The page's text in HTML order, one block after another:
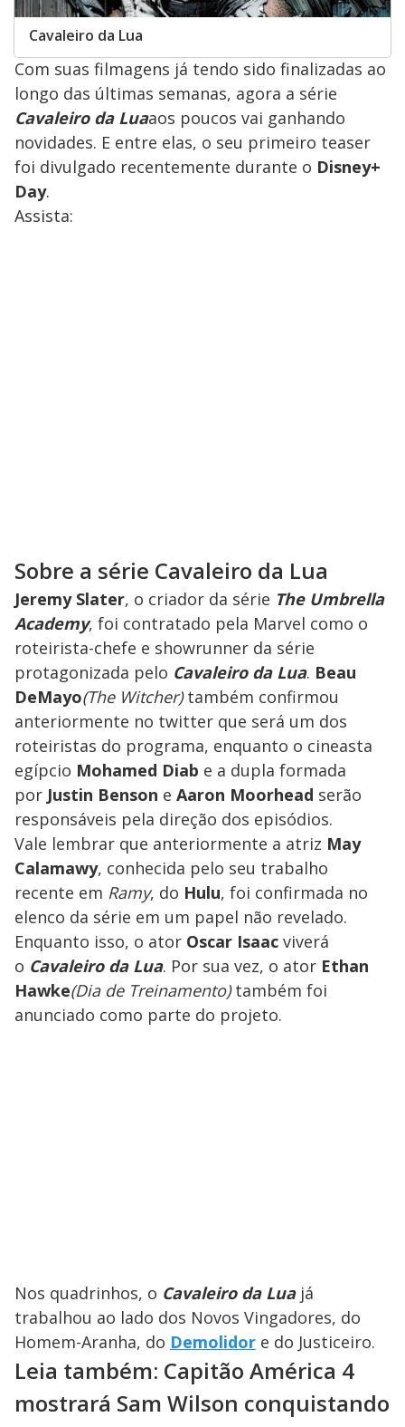
Cavaleiro da Lua
Com suas filmagens já tendo sido finalizadas ao
longo das últimas semanas, agora a série
Cavaleiro da Luaaos poucos vai ganhando
novidades. E entre elas, o seu primeiro teaser
foi divulgado recentemente durante o Disney+
Day.
Assista:
Sobre a série Cavaleiro da Lua
Jeremy Slater, o criador da série The Umbrella
Academy, foi contratado pela Marvel como o
roteirista-chefe e showrunner da série
protagonizada pelo Cavaleiro da Lua. Beau
DeMayo(The Witcher)também confirmou
anteriormente no twitter que será um dos
roteiristas do programa, enquanto o cineasta
egípcio Mohamed Diab e a dupla formada
por Justin Benson e Aaron Moorhead serão
responsáveis pela direção dos episódios.
Vale lembrar que anteriormente a atriz May
Calamawy, conhecida pelo seu trabalho
recente em Ramy, do Hulu, foi confirmada no
elenco da série em um papel não revelado.
Enquanto isso, o ator Oscar Isaac viverá
o Cavaleiro da Lua. Por sua vez, o ator Ethan
Hawke(Dia de Treinamento)também foi
anunciado como parte do projeto.
Nos quadrinhos, o Cavaleiro da Lua já
trabalhou ao lado dos Novos Vingadores, do
Homem-Aranha, do Demolidor e do Justiceiro.
Leia também: Capitão América 4
mostrará Sam Wilson conquistando